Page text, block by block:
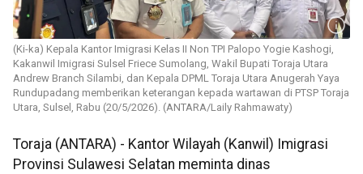
(Ki-ka) Kepala Kantor Imigrasi Kelas II Non TPI Palopo Yogie Kashogi,
Kakanwil Imigrasi Sulsel Friece Sumolang, Wakil Bupati Toraja Utara
Andrew Branch Silambi, dan Kepala DPML Toraja Utara Anugerah Yaya
Rundupadang memberikan keterangan kepada wartawan di PTSP Toraja
Utara, Sulsel, Rabu (20/5/2026). (ANTARA/Laily Rahmawaty)
Toraja (ANTARA) - Kantor Wilayah (Kanwil) Imigrasi
Provinsi Sulawesi Selatan meminta dinas